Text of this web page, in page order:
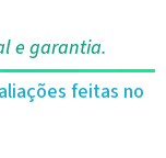
e garantia.
feitas no